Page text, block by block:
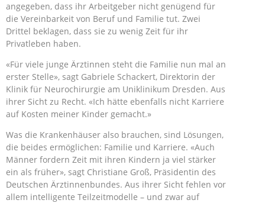
angegeben, dass ihr Arbeitgeber nicht genügend für
die Vereinbarkeit von Beruf und Familie tut. Zwei
Drittel beklagen, dass sie zu wenig Zeit für ihr
Privatleben haben.
«Für viele junge Ärztinnen steht die Familie nun mal an
erster Stelle», sagt Gabriele Schackert, Direktorin der
Klinik für Neurochirurgie am Uniklinikum Dresden. Aus
ihrer Sicht zu Recht. «Ich hätte ebenfalls nicht Karriere
auf Kosten meiner Kinder gemacht.»
Was die Krankenhäuser also brauchen, sind Lösungen,
die beides ermöglichen: Familie und Karriere. «Auch
Männer fordern Zeit mit ihren Kindern ja viel stärker
ein als früher», sagt Christiane Groß, Präsidentin des
Deutschen Ärztinnenbundes. Aus ihrer Sicht fehlen vor
allem intelligente Teilzeitmodelle – und zwar auf